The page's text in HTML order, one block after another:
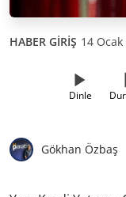
HABER GİRİŞ 14
Dinle
Gökhan Özbaş